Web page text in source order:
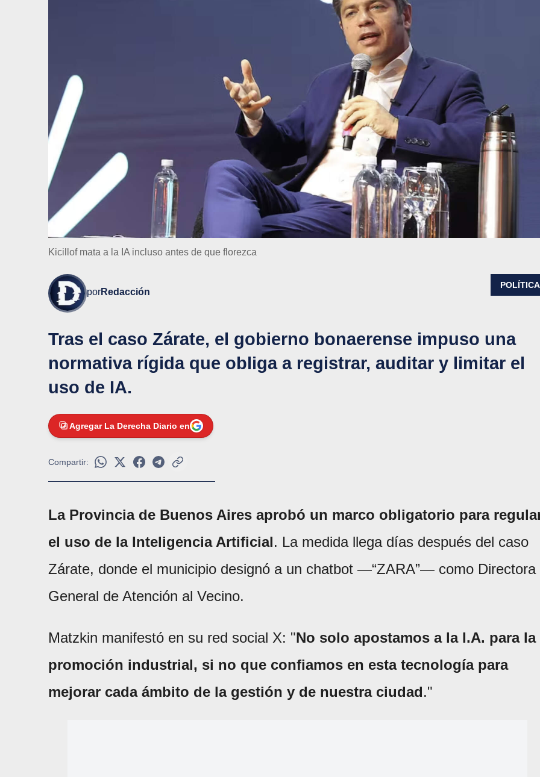
Kicillof mata a la IA incluso antes de que florezca
porRedacción
POLÍTICA
Tras el caso Zárate, el gobierno bonaerense impuso una
normativa rígida que obliga a registrar, auditar y limitar el
uso de IA.
Agregar La Derecha Diario en
Compartir:
La Provincia de Buenos Aires aprobó un marco obligatorio para
el uso de la Inteligencia Artificial. La medida llega días después del caso
Zárate, donde el municipio designó a un chatbot —“ZARA”— como Directora
General de Atención al Vecino.
Matzkin manifestó en su red social X: "No solo apostamos a la I.A. para la
promoción industrial, si no que confiamos en esta tecnología para
mejorar cada ámbito de la gestión y de nuestra ciudad."